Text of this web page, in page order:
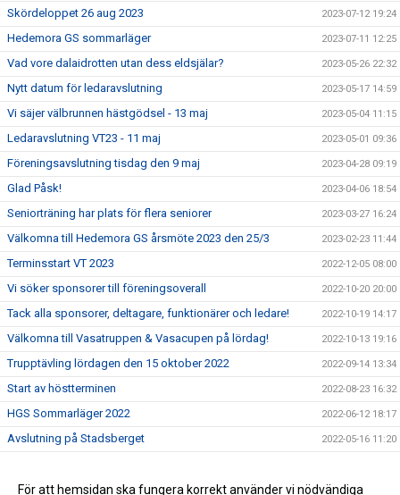
Skördeloppet 26 aug 2023 2023-07-12 19:24
Hedemora GS sommarläger 2023-07-11 12:25
Vad vore dalaidrotten utan dess eldsjälar? 2023-05-26 22:32
Nytt datum för ledaravslutning 2023-05-17 14:59
Vi säjer välbrunnen hästgödsel - 13 maj 2023-05-04 11:15
Ledaravslutning VT23 - 11 maj 2023-05-01 09:36
Föreningsavslutning tisdag den 9 maj 2023-04-28 09:19
Glad Påsk! 2023-04-06 18:54
Seniorträning har plats för flera seniorer 2023-03-27 16:24
Välkomna till Hedemora GS årsmöte 2023 den 25/3 2023-02-23 11:44
Terminsstart VT 2023 2022-12-05 08:00
Vi söker sponsorer till föreningsoverall 2022-10-20 20:00
Tack alla sponsorer, deltagare, funktionärer och ledare! 2022-10-19 14:17
Välkomna till Vasatruppen & Vasacupen på lördag! 2022-10-13 19:16
Trupptävling lördagen den 15 oktober 2022 2022-09-14 13:34
Start av höstterminen 2022-08-23 16:32
HGS Sommarläger 2022 2022-06-12 18:17
Avslutning på Stadsberget 2022-05-16 11:20
Bokning av plats inför vårterminen 2021-09-15 16:26
För att hemsidan ska fungera korrekt använder vi nödvändiga